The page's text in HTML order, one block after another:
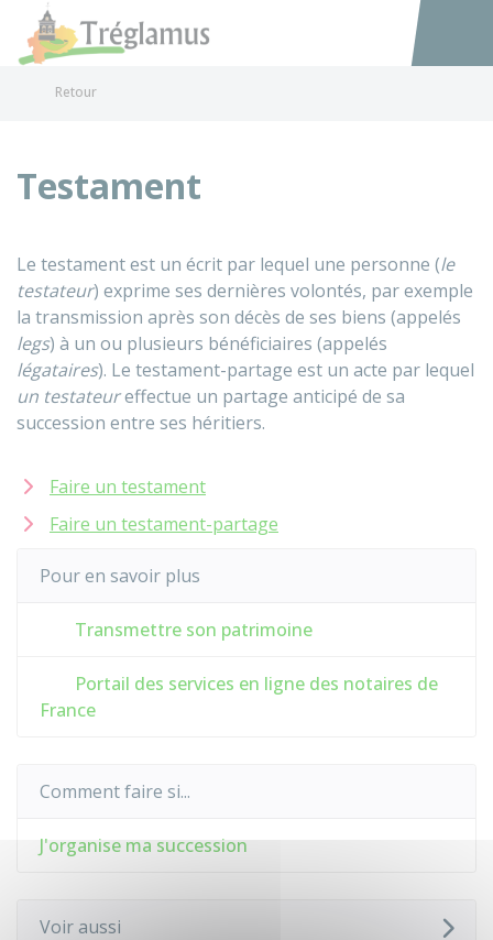
Accéder
Retour
Testament
Le testament est un écrit par lequel une personne (le
testateur) exprime ses dernières volontés, par exemple
la transmission après son décès de ses biens (appelés
legs) à un ou plusieurs bénéficiaires (appelés
légataires). Le testament-partage est un acte par lequel
un testateureffectue un partage anticipé de sa
succession entre ses héritiers.
Faire un testament
Faire un testament-partage
Pour en savoir plus
Transmettre son patrimoine
Portail des services en ligne des notaires de
France
Comment faire si...
J'organise ma succession
Voir aussi